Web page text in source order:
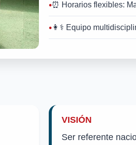
⏰ Horarios flexibles:
👩⚕️ Equipo
VISIÓN
Ser referente